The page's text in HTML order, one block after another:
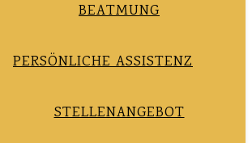
BEATMUNG
PERSÖNLICHE ASSISTENZ
STELLENANGEBOT